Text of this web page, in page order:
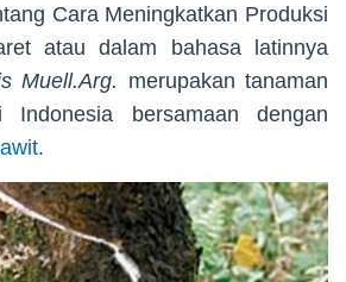
Cara Meningkatkan Produksi
atau dalam bahasa latinnya
Muell.Arg. merupakan tanaman
bersamaan dengan